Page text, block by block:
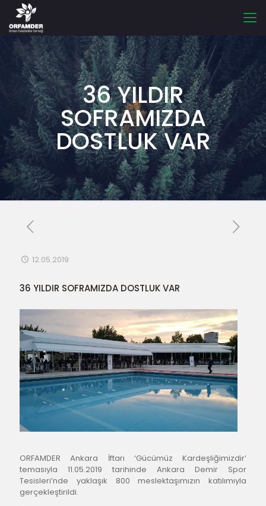
36 YILDIR
SOFRAMIZDA
DOSTLUK VAR
12.05.2019
36 YILDIR SOFRAMIZDA DOSTLUK VAR
ORFAMDER Ankara İftarı ‘Gücümüz Kardeşliğimizdir’
temasıyla 11.05.2019 tarihinde Ankara Demir Spor
Tesisleri’nde yaklaşık 800 meslektaşımızın katılımıyla
gerçekleştirildi.